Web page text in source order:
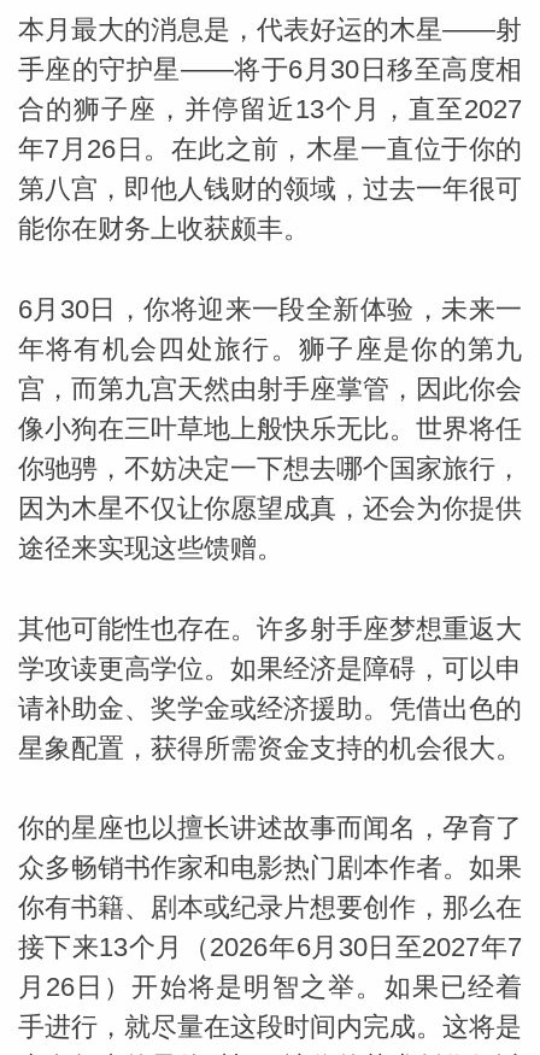
miller
本月最大的消息是，代表好运的木星——射
手座的守护星——将于6月30日移至高度相
合的狮子座，并停留近13个月，直至2027
年7月26日。在此之前，木星一直位于你的
第八宫，即他人钱财的领域，过去一年很可
能你在财务上收获颇丰。
6月30日，你将迎来一段全新体验，未来一
年将有机会四处旅行。狮子座是你的第九
宫，而第九宫天然由射手座掌管，因此你会
像小狗在三叶草地上般快乐无比。世界将任
你驰骋，不妨决定一下想去哪个国家旅行，
因为木星不仅让你愿望成真，还会为你提供
途径来实现这些馈赠。
其他可能性也存在。许多射手座梦想重返大
学攻读更高学位。如果经济是障碍，可以申
请补助金、奖学金或经济援助。凭借出色的
星象配置，获得所需资金支持的机会很大。
你的星座也以擅长讲述故事而闻名，孕育了
众多畅销书作家和电影热门剧本作者。如果
你有书籍、剧本或纪录片想要创作，那么在
接下来13个月（2026年6月30日至2027年7
月26日）开始将是明智之举。如果已经着
手进行，就尽量在这段时间内完成。这将是